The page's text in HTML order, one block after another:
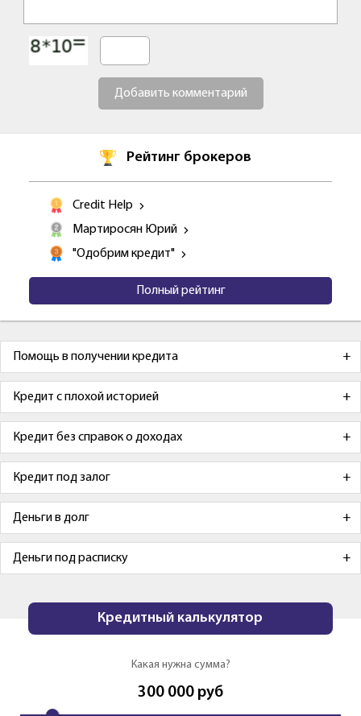
Добавить комментарий
Рейтинг брокеров
Credit Help
Мартиросян Юрий
"Одобрим кредит"
Полный рейтинг
Помощь в получении кредита
Кредит с плохой историей
Кредит без справок о доходах
Кредит под залог
Деньги в долг
Деньги под расписку
Кредитный калькулятор
Какая нужна сумма?
300 000 руб